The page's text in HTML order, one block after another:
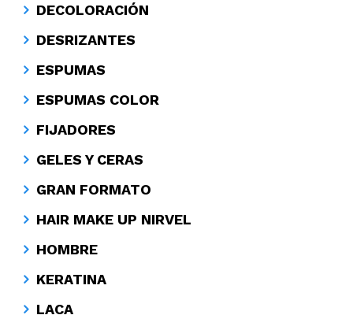
DECOLORACIÓN
DESRIZANTES
ESPUMAS
ESPUMAS COLOR
FIJADORES
GELES Y CERAS
GRAN FORMATO
HAIR MAKE UP NIRVEL
HOMBRE
KERATINA
LACA